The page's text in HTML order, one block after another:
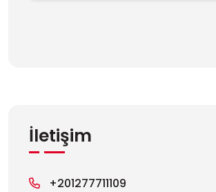
İletişim
+201277711109